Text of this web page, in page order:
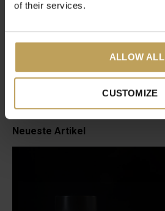
of their services.
ALLOW ALL
CUSTOMIZE
tastea Teetasse Nyx
Neueste Artikel